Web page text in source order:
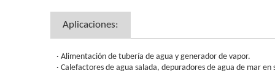
Aplicaciones:
· Alimentación de tubería de agua y generador de vapor.
· Calefactores de agua salada, depuradores de agua de mar